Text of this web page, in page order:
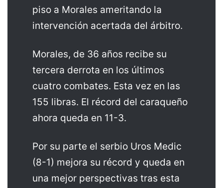
piso a Morales ameritando la
intervención acertada del árbitro.
Morales, de 36 años recibe su
tercera derrota en los últimos
cuatro combates. Esta vez en las
155 libras. El récord del caraqueño
ahora queda en 11-3.
Por su parte el serbio Uros Medic
(8-1) mejora su récord y queda en
una mejor perspectivas tras esta